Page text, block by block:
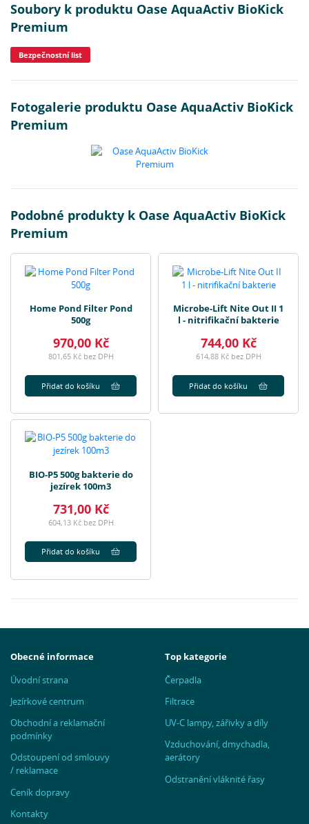
Soubory k produktu Oase AquaActiv BioKick
Premium
Bezpečnostní list
Fotogalerie produktu Oase AquaActiv BioKick
Premium
Podobné produkty k Oase AquaActiv BioKick
Premium
Home Pond Filter Pond
500g
970,00 Kč
801,65 Kč bez DPH
Přidat do košíku
Microbe-Lift Nite Out II 1
l - nitrifikační bakterie
744,00 Kč
614,88 Kč bez DPH
Přidat do košíku
BIO-P5 500g bakterie do
jezírek 100m3
731,00 Kč
604,13 Kč bez DPH
Přidat do košíku
Obecné informace
Úvodní strana
Jezírkové centrum
Obchodní a reklamační
podmínky
Odstoupení od smlouvy
/ reklamace
Ceník dopravy
Kontakty
Top kategorie
Čerpadla
Filtrace
UV-C lampy, zářivky a díly
Vzduchování, dmychadla,
aerátory
Odstranění vláknité řasy